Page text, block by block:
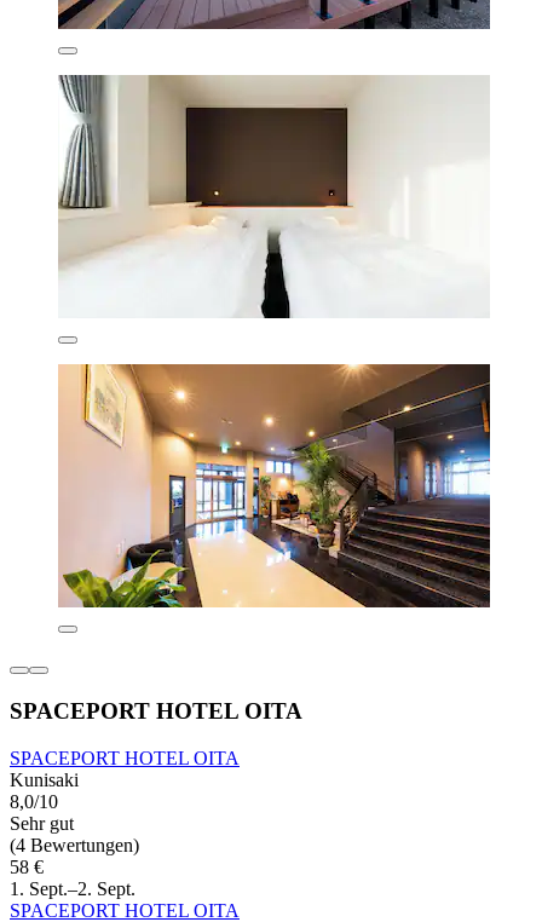
SPACEPORT HOTEL OITA
SPACEPORT HOTEL OITA
Kunisaki
8,0/10
Sehr gut
(4 Bewertungen)
58 €
1. Sept.–2. Sept.
SPACEPORT HOTEL OITA